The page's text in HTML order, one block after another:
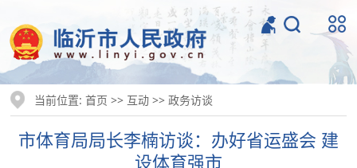
当前位置:首页 >> 互动 >>政务访谈
市体育局局长李楠访谈：办好省运盛会 建
设体育强市